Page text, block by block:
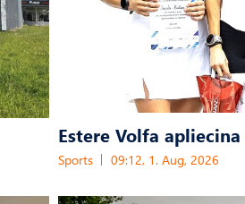
Estere Volfa
Sports 09:12, 1. Aug, 2026